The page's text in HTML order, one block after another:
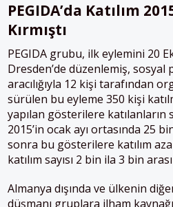
PEGIDA’da Katılım
Kırmıştı
PEGIDA grubu, ilk eylemini 20
Dresden’de düzenlemiş, sosyal
aracılığıyla 12 kişi tarafından
sürülen bu eyleme 350 kişi
yapılan gösterilere katılanların
2015’in ocak ayı ortasında 25
sonra bu gösterilere katılım
katılım sayısı 2 bin ila 3 bin
Almanya dışında ve ülkenin
düşmanı gruplara ilham